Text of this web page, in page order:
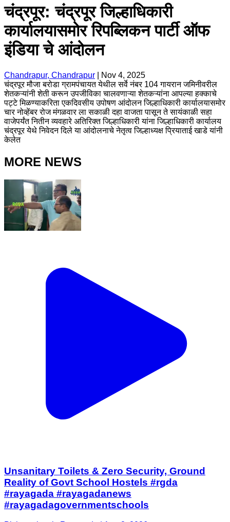
चंद्रपूर: चंद्रपूर जिल्हाधिकारी
कार्यालयासमोर रिपब्लिकन पार्टी ऑफ
इंडिया चे आंदोलन
Chandrapur, Chandrapur
Nov 4, 2025
चंद्रपूर मौजा बरोडा ग्रामपंचायत येथील सर्वे नंबर 104 गायरान जमिनीवरील
शेतकऱ्यांनी शेती करून उपजीविका चालवणाऱ्या शेतकऱ्यांना आपल्या हक्काचे
पट्टे मिळण्याकरिता एकदिवसीय उपोषण आंदोलन जिल्हाधिकारी कार्यालयासमोर
चार नोव्हेंबर रोज मंगळवार ला सकाळी दहा वाजता पासून ते सायंकाळी सहा
वाजेपर्यंत नितीन व्यवहारे अतिरिक्त जिल्हाधिकारी यांना जिल्हाधिकारी कार्यालय
चंद्रपूर येथे निवेदन दिले या आंदोलनाचे नेतृत्व जिल्हाध्यक्ष प्रियाताई खाडे यांनी
केलेत
MORE NEWS
Unsanitary Toilets & Zero Security, Ground
Reality of Govt School Hostels #rgda
#rayagada #rayagadanews
#rayagadagovernmentschools